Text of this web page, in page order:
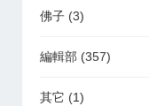
佛子 (3)
編輯部 (357)
其它 (1)